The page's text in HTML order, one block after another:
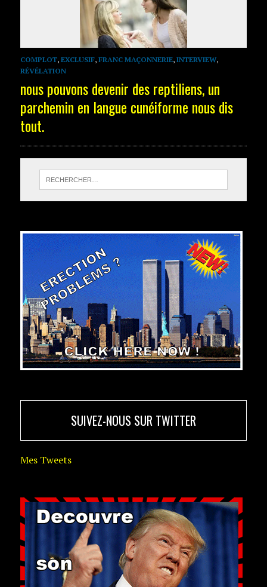
COMPLOT, EXCLUSIF, FRANC MAÇONNERIE, INTERVIEW,
RÉVÉLATION
nous pouvons devenir des reptiliens, un
parchemin en langue cunéiforme nous dis
tout.
SUIVEZ-NOUS SUR TWITTER
Mes Tweets